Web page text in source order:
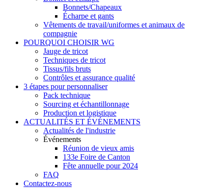
Bonnets/Chapeaux
Écharpe et gants
Vêtements de travail/uniformes et animaux de
compagnie
POURQUOI CHOISIR WG
Jauge de tricot
Techniques de tricot
Tissus/fils bruts
Contrôles et assurance qualité
3 étapes pour personnaliser
Pack technique
Sourcing et échantillonnage
Production et logistique
ACTUALITÉS ET ÉVÉNEMENTS
Actualités de l'industrie
Événements
Réunion de vieux amis
133e Foire de Canton
Fête annuelle pour 2024
FAQ
Contactez-nous